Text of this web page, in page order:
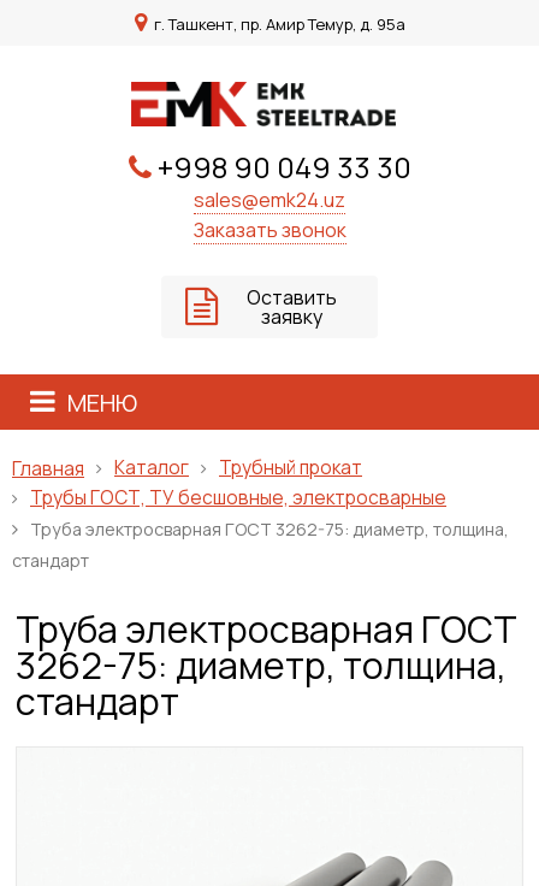
г. Ташкент, пр. Амир Темур, д. 95а
+998 90 049 33 30
sales@emk24.uz
Заказать звонок
Оставить
заявку
МЕНЮ
Главная Каталог
Трубный прокат
Трубы ГОСТ, ТУ бесшовные, электросварные
Труба электросварная ГОСТ 3262-75: диаметр, толщина,
стандарт
Труба электросварная ГОСТ
3262-75: диаметр, толщина,
стандарт